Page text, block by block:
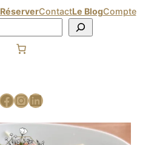
RéserverContactLe BlogCompte